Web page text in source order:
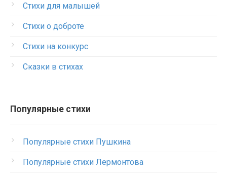
Стихи для малышей
Стихи о доброте
Стихи на конкурс
Сказки в стихах
Популярные стихи
Популярные стихи Пушкина
Популярные стихи Лермонтова